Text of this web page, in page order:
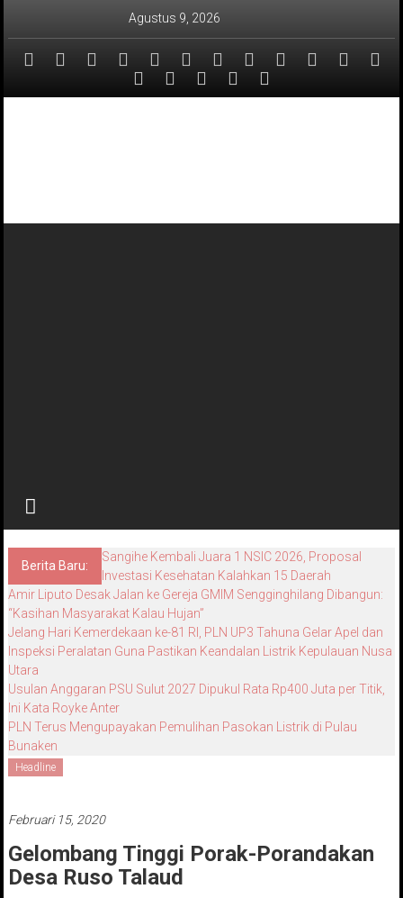
Agustus 9, 2026
Berita Baru:
Sangihe Kembali Juara 1 NSIC 2026, Proposal
Investasi Kesehatan Kalahkan 15 Daerah
Amir Liputo Desak Jalan ke Gereja GMIM Sengginghilang Dibangun:
“Kasihan Masyarakat Kalau Hujan”
Jelang Hari Kemerdekaan ke-81 RI, PLN UP3 Tahuna Gelar Apel dan
Inspeksi Peralatan Guna Pastikan Keandalan Listrik Kepulauan Nusa
Utara
Usulan Anggaran PSU Sulut 2027 Dipukul Rata Rp400 Juta per Titik,
Ini Kata Royke Anter
PLN Terus Mengupayakan Pemulihan Pasokan Listrik di Pulau
Bunaken
Headline
Februari 15, 2020
Gelombang Tinggi Porak-Porandakan
Desa Ruso Talaud